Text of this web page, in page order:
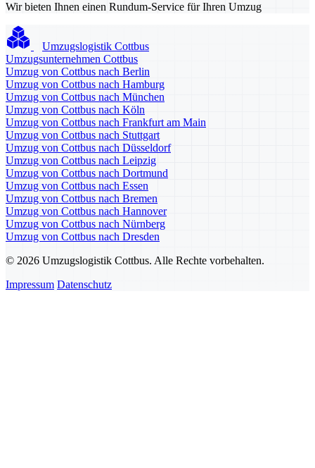
Wir bieten Ihnen einen Rundum-Service für Ihren Umzug
Umzugslogistik Cottbus
Umzugsunternehmen Cottbus
Umzug von Cottbus nach Berlin
Umzug von Cottbus nach Hamburg
Umzug von Cottbus nach München
Umzug von Cottbus nach Köln
Umzug von Cottbus nach Frankfurt am Main
Umzug von Cottbus nach Stuttgart
Umzug von Cottbus nach Düsseldorf
Umzug von Cottbus nach Leipzig
Umzug von Cottbus nach Dortmund
Umzug von Cottbus nach Essen
Umzug von Cottbus nach Bremen
Umzug von Cottbus nach Hannover
Umzug von Cottbus nach Nürnberg
Umzug von Cottbus nach Dresden
© 2026 Umzugslogistik Cottbus. Alle Rechte vorbehalten.
Impressum Datenschutz